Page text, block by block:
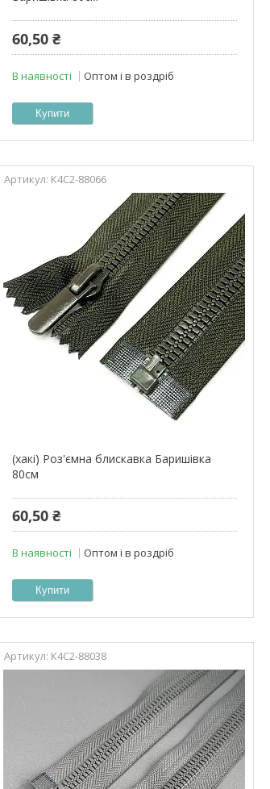
60,50 ₴
В наявності Оптом і в роздріб
Купити
К4С2-88066
(хакі) Роз'ємна блискавка Баришівка
80см
60,50 ₴
В наявності Оптом і в роздріб
Купити
К4С2-88038